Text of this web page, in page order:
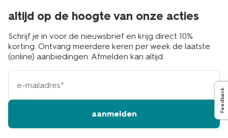
altijd op de hoogte van onze acties
Schrijf je in voor de nieuwsbrief en krijg direct 10%
korting. Ontvang meerdere keren per week de laatste
(online) aanbiedingen. Afmelden kan altijd.
e-
mailadres
aanmelden
Feedback